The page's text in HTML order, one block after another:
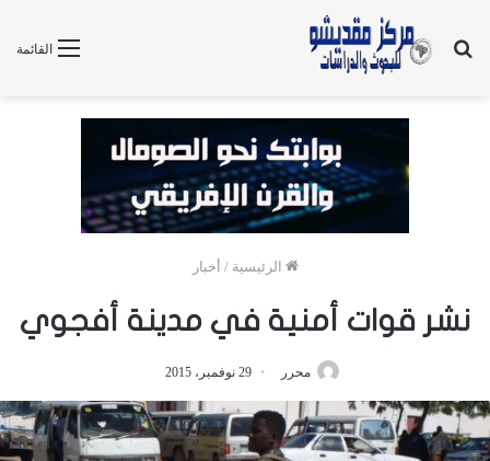
القائمة
بحث
الرئيسية / أخبار
نشر قوات أمنية في مدينة أفجوي
محرر 29 نوفمبر، 2015